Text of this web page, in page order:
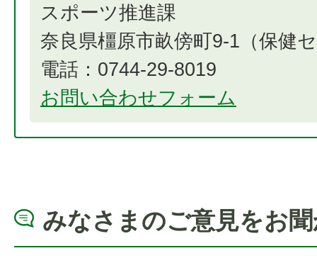
スポーツ推進課
奈良県橿原市畝傍町9-1（保健
電話：0744-29-8019
お問い合わせフォーム
みなさまのご意見をお